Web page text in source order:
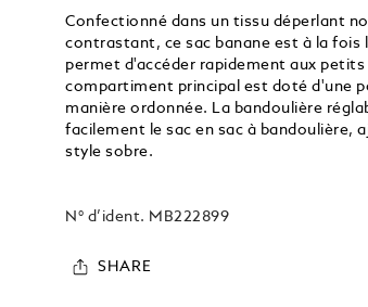
Confectionné dans un tissu déperlant
contrastant, ce sac banane est à la fois
permet d'accéder rapidement aux
compartiment principal est doté d'une
manière ordonnée. La bandoulière
facilement le sac en sac à bandoulière,
style sobre.
N° d’ident. MB222899
SHARE